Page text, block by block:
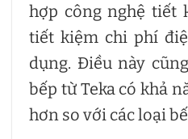
hợp công nghệ tiết
tiết kiệm chi phí
dụng. Điều này
bếp từ Teka có khả
hơn so với các loại